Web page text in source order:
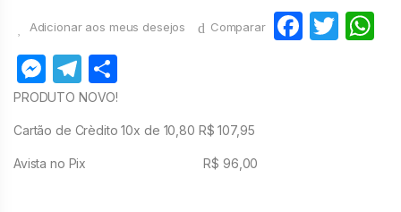
Adicionar aos meus desejos Comparar
F T
M
e
s
s
T
el
e
gr
ar
PRODUTO NOVO!
Cartão de Crèdito 10x de 10,80 R$ 107,95
Avista no Pix R$ 96,00